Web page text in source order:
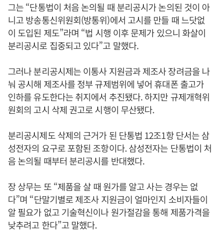
그는 “단통법이 처음 논의될 때 분리공시가 논의된 것이 아
니고 방송통신위원회(방통위)에서 고시를 만들 때 느닷없
이 도입된 제도”라며 “법 시행 이후 문제가 있으니 화살이
분리공시로 집중되고 있다”고 말했다.
그러나 분리공시제는 이통사 지원금과 제조사 장려금을 나
눠 공시해 제조사를 정부 규제범위에 넣어 휴대폰 출고가
인하를 유도한다는 취지에서 추진됐다. 하지만 규제개혁위
원회의 고시 삭제 권고로 시행이 무산됐다.
분리공시제도 삭제의 근거가 된 단통법 12조1항 단서는 삼
성전자의 요구로 포함된 조항이다. 삼성전자는 단통법이 처
음 논의될 때부터 분리공시를 반대했다.
장 상무는 또 “제품을 살 때 원가를 알고 사는 경우는 없
다”며 “단말기별로 제조사 지원금이 얼마인지 소비자들이
알 필요가 없고 기술혁신이나 원가절감을 통해 제품가격을
낮추려고 한다”고 말했다.